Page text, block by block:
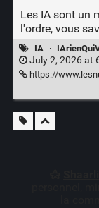
Les IA sont un
l'ordre, vous
IA ·
July 2, 2026 at
https://www.lesnumeriques.com/intelligence-